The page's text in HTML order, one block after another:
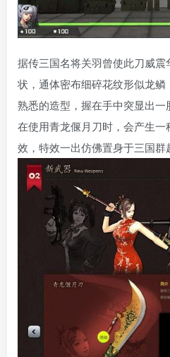
据传三国名将关羽曾使此刀威
状，通体密布细碎花纹形似龙
熟悉的造型，握在手中突显出一
在使用青龙偃月刀时，会产生
效，特效一出仿佛置身于三国群